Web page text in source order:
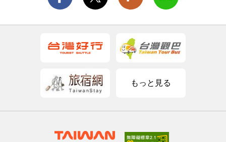
もっと見る